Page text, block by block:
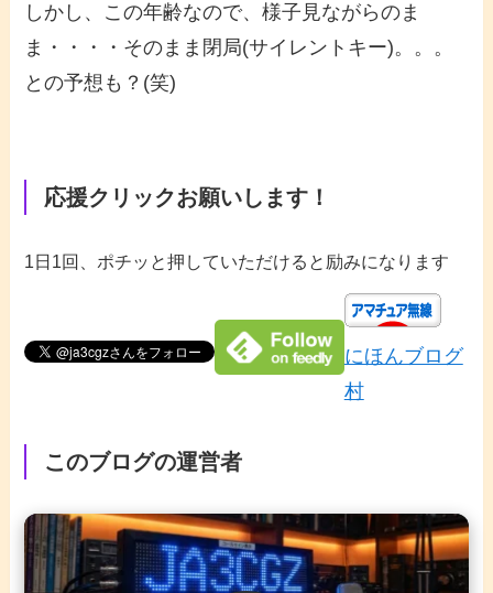
しかし、この年齢なので、様子見ながらのま
ま・・・・そのまま閉局(サイレントキー)。。。
との予想も？(笑)
応援クリックお願いします！
1日1回、ポチッと押していただけると励みになります
にほんブログ
村
このブログの運営者